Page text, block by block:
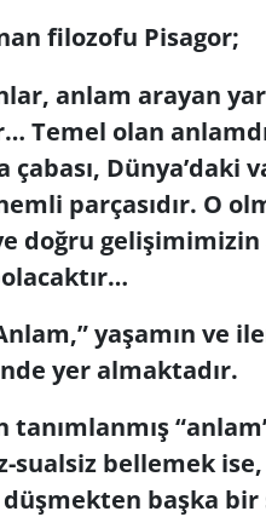
filozofu Pisagor;
anlam arayan
Temel olan
çabası, Dünya’daki
parçasıdır. O
doğru
yaşamın ve
yer almaktadır.
tanımlanmış
sualsiz bellemek ise,
başka bir